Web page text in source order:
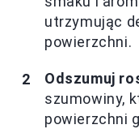
utrzymując
powierzchni.
Odszumuj
szumowiny,
powierzchni